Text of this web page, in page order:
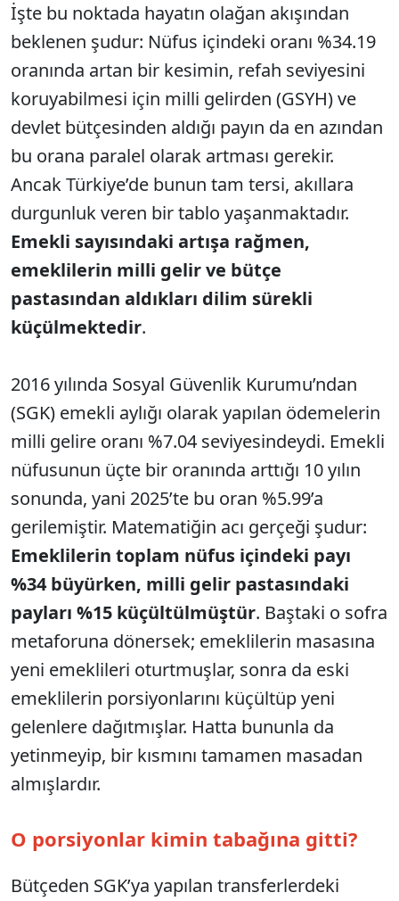
İşte bu noktada hayatın olağan akışından
beklenen şudur: Nüfus içindeki oranı %34.19
oranında artan bir kesimin, refah seviyesini
koruyabilmesi için milli gelirden (GSYH) ve
devlet bütçesinden aldığı payın da en azından
bu orana paralel olarak artması gerekir.
Ancak Türkiye’de bunun tam tersi, akıllara
durgunluk veren bir tablo yaşanmaktadır.
Emekli sayısındaki artışa rağmen,
emeklilerin milli gelir ve bütçe
pastasından aldıkları dilim sürekli
küçülmektedir.
2016 yılında Sosyal Güvenlik Kurumu’ndan
(SGK) emekli aylığı olarak yapılan ödemelerin
milli gelire oranı %7.04 seviyesindeydi. Emekli
nüfusunun üçte bir oranında arttığı 10 yılın
sonunda, yani 2025’te bu oran %5.99’a
gerilemiştir. Matematiğin acı gerçeği şudur:
Emeklilerin toplam nüfus içindeki payı
%34 büyürken, milli gelir pastasındaki
payları %15 küçültülmüştür. Baştaki o sofra
metaforuna dönersek; emeklilerin masasına
yeni emeklileri oturtmuşlar, sonra da eski
emeklilerin porsiyonlarını küçültüp yeni
gelenlere dağıtmışlar. Hatta bununla da
yetinmeyip, bir kısmını tamamen masadan
almışlardır.
O porsiyonlar kimin tabağına gitti?
Bütçeden SGK’ya yapılan transferlerdeki